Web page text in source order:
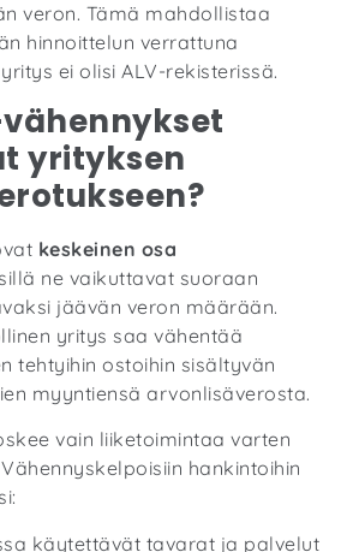
veron. Tämä mahdollistaa
hinnoittelun verrattuna
ei olisi ALV-rekisterissä.
yrityksen
keskeinen osa
sillä ne vaikuttavat suoraan
jäävän veron määrään.
yritys saa vähentää
tehtyihin ostoihin sisältyvän
myyntiensä arvonlisäverosta.
vain liiketoimintaa varten
hankintoihin
käytettävät tavarat ja palvelut